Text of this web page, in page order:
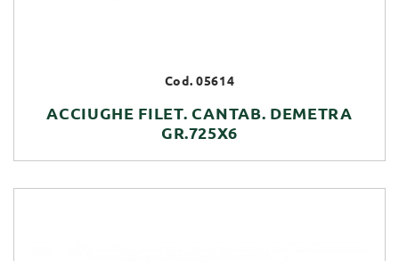
Cod. 05614
ACCIUGHE FILET. CANTAB. DEMETRA
GR.725X6